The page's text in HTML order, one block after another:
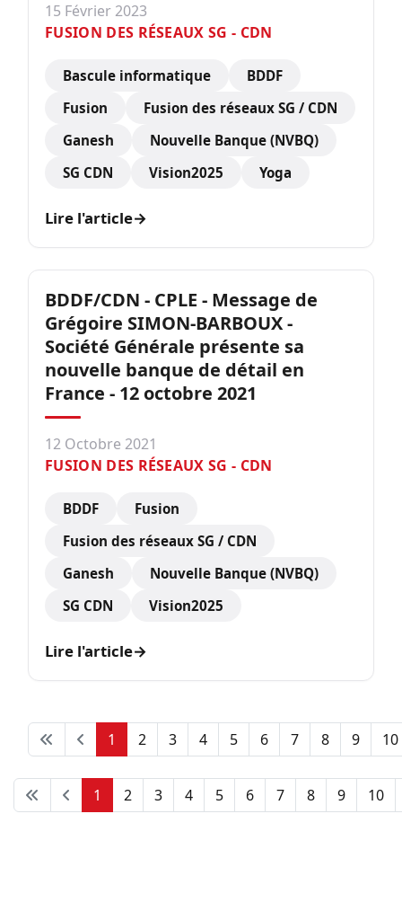
15 Février 2023
FUSION DES RÉSEAUX SG - CDN
Bascule informatique
BDDF
Fusion
Fusion des réseaux SG / CDN
Ganesh
Nouvelle Banque (NVBQ)
SG CDN
Vision2025 Yoga
Lire l'article→
BDDF/CDN - CPLE - Message de
Grégoire SIMON-BARBOUX -
Société Générale présente sa
nouvelle banque de détail en
France - 12 octobre 2021
12 Octobre 2021
FUSION DES RÉSEAUX SG - CDN
BDDF
Fusion
Fusion des réseaux SG / CDN
Ganesh
Nouvelle Banque (NVBQ)
SG CDN
Vision2025
Lire l'article→
1 2 3 4 5 6 7 8 9 10
Page 1 sur 12
1 2 3 4 5 6 7 8 9 10